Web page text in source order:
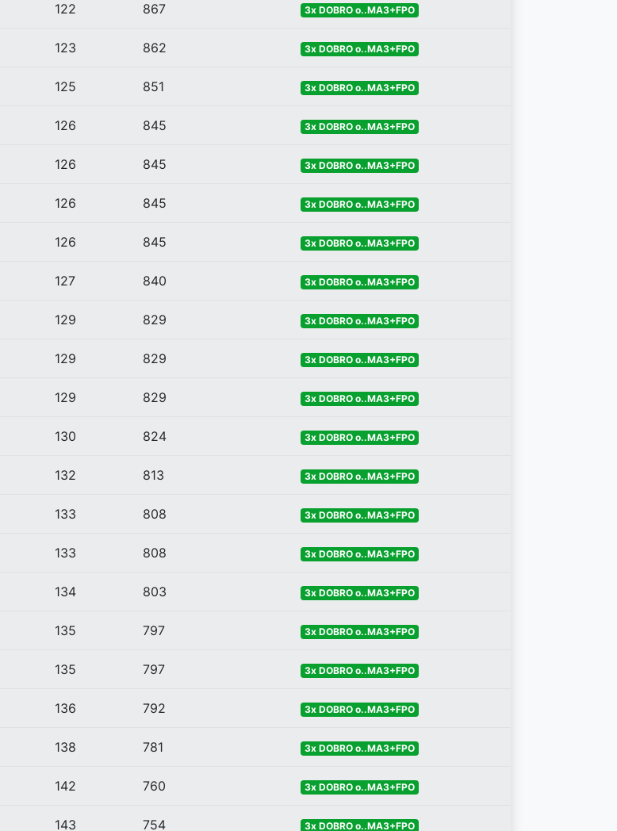
122 867 3x DOBRO o..MA3+FPO
123 862 3x DOBRO o..MA3+FPO
125 851 3x DOBRO o..MA3+FPO
126 845 3x DOBRO o..MA3+FPO
126 845 3x DOBRO o..MA3+FPO
126 845 3x DOBRO o..MA3+FPO
126 845 3x DOBRO o..MA3+FPO
127 840 3x DOBRO o..MA3+FPO
129 829 3x DOBRO o..MA3+FPO
129 829 3x DOBRO o..MA3+FPO
129 829 3x DOBRO o..MA3+FPO
130 824 3x DOBRO o..MA3+FPO
132 813 3x DOBRO o..MA3+FPO
133 808 3x DOBRO o..MA3+FPO
133 808 3x DOBRO o..MA3+FPO
134 803 3x DOBRO o..MA3+FPO
135 797 3x DOBRO o..MA3+FPO
135 797 3x DOBRO o..MA3+FPO
136 792 3x DOBRO o..MA3+FPO
138 781 3x DOBRO o..MA3+FPO
142 760 3x DOBRO o..MA3+FPO
143 754 3x DOBRO o..MA3+FPO